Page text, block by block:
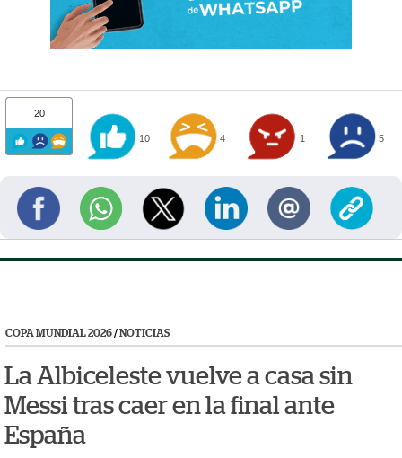
20
10 4 1 5
COPA MUNDIAL 2026/NOTICIAS
La Albiceleste vuelve a casa sin
Messi tras caer en la final ante
España